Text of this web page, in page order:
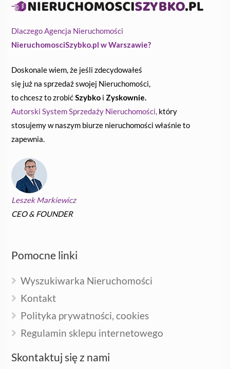
Dlaczego Agencja Nieruchomości
NieruchomosciSzybko.pl w Warszawie?
Doskonale wiem, że jeśli zdecydowałeś
się już na sprzedaż swojej Nieruchomości,
to chcesz to zrobićSzybko i Zyskownie.
Autorski System Sprzedaży Nieruchomości, który
stosujemy w naszym biurze nieruchomości właśnie to
zapewnia.
Leszek Markiewicz
CEO & FOUNDER
Pomocne linki
Wyszukiwarka Nieruchomości
Kontakt
Polityka prywatności, cookies
Regulamin sklepu internetowego
Skontaktuj się z nami